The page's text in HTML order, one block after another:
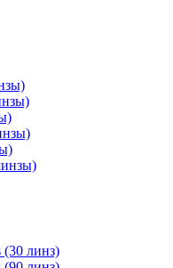
(30 линз)